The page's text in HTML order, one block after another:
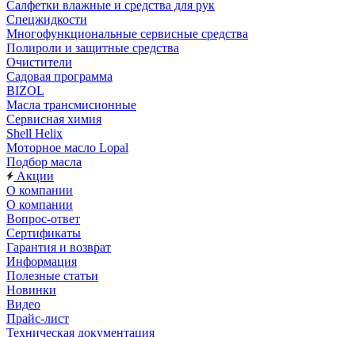
Салфетки влажные и средства для рук
Спецжидкости
Многофункциональные сервисные средства
Полироли и защитные средства
Очистители
Садовая программа
BIZOL
Масла трансмисионные
Сервисная химия
Shell Helix
Моторное масло Lopal
Подбор масла
Акции
О компании
О компании
Вопрос-ответ
Сертификаты
Гарантия и возврат
Информация
Полезные статьи
Новинки
Видео
Прайс-лист
Техническая документация